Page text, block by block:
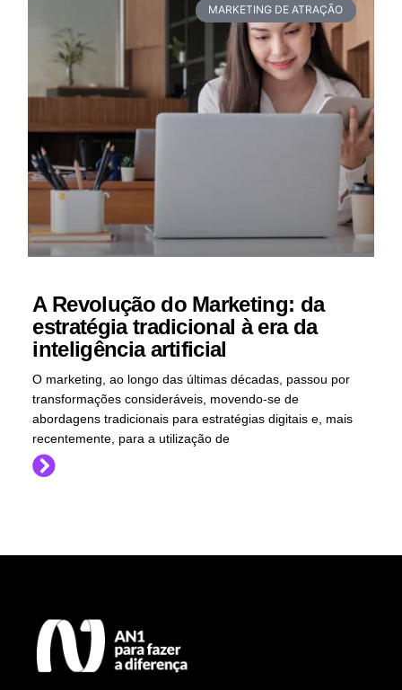
MARKETING DE ATRAÇÃO
A Revolução do Marketing: da
estratégia tradicional à era da
inteligência artificial
O marketing, ao longo das últimas décadas, passou por
transformações consideráveis, movendo-se de
abordagens tradicionais para estratégias digitais e, mais
recentemente, para a utilização de